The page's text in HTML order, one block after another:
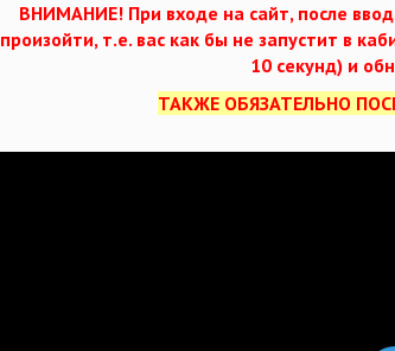
ВНИМАНИЕ! При входе на сайт, после
произойти, т.е. вас как бы не запустит в
10 секунд) и
ТАКЖЕ ОБЯЗАТЕЛЬНО